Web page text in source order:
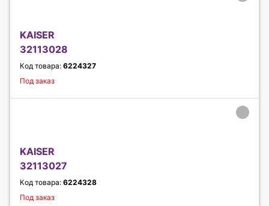
KAISER
32113028
Код товара: 6224327
Под заказ
KAISER
32113027
Код товара: 6224328
Под заказ